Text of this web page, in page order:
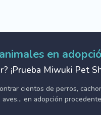
en
¡Prueba Miwuki Pet
cientos de perros,
en adopción